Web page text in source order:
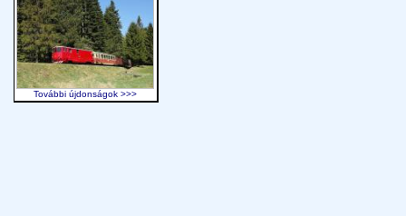
További újdonságok >>>